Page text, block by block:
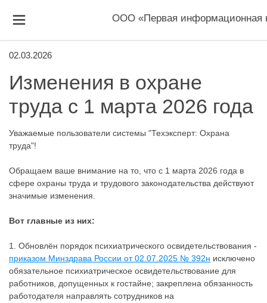
ООО «Первая информационная
02.03.2026
Изменения в охране
труда с 1 марта 2026 года
Уважаемые пользователи системы "Техэксперт: Охрана
труда"!
Обращаем ваше внимание на то, что с 1 марта 2026 года в
сфере охраны труда и трудового законодательства действуют
значимые изменения.
Вот главные из них:
1. Обновлён порядок психиатрического освидетельствования -
приказом Минздрава России от 02.07.2025 № 392н исключено
обязательное психиатрическое освидетельствование для
работников, допущенных к гостайне; закреплена обязанность
работодателя направлять сотрудников на